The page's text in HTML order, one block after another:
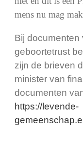
mens nu mag
Bij documenten
geboortetrust
zijn de brieven
minister van
documenten
https://levende-